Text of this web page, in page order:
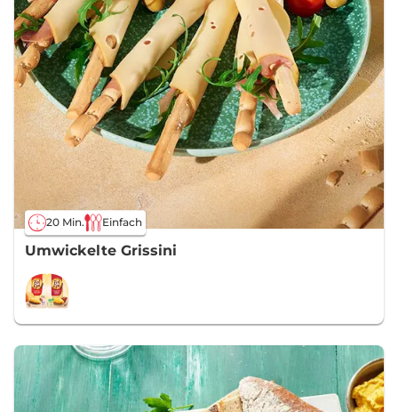
20 Min. Einfach
Umwickelte Grissini